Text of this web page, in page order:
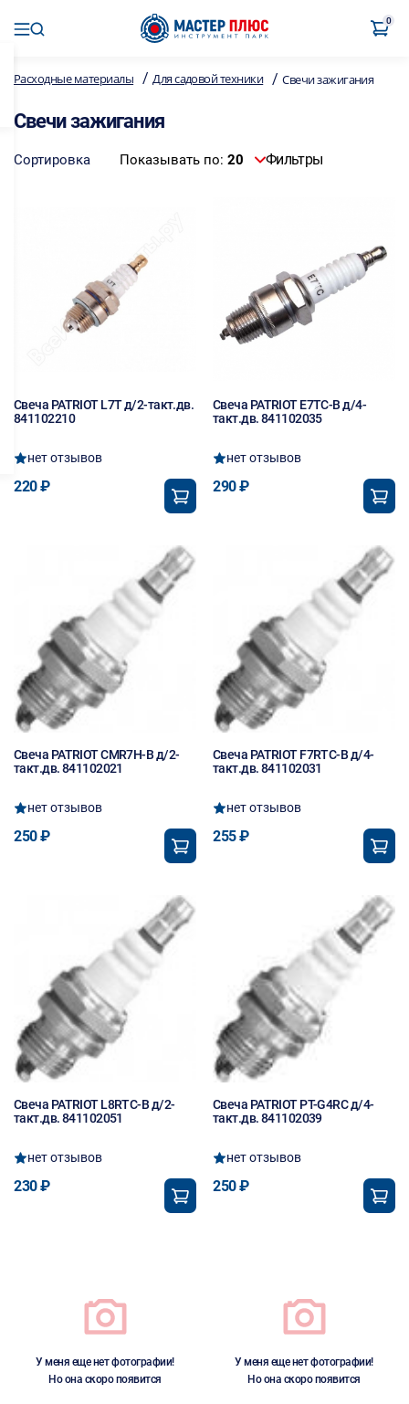
0
Расходные материалы /Для садовой техники /Свечи зажигания
Свечи зажигания
Сортировка Показывать по: 20 Фильтры
Свеча PATRIOT L7T д/2-такт.дв.
841102210
нет отзывов
220 ₽
Свеча PATRIOT E7TC-B д/4-
такт.дв. 841102035
нет отзывов
290 ₽
Свеча PATRIOT CMR7H-B д/2-
такт.дв. 841102021
нет отзывов
250 ₽
Свеча PATRIOT F7RTC-B д/4-
такт.дв. 841102031
нет отзывов
255 ₽
Свеча PATRIOT L8RTC-B д/2-
такт.дв. 841102051
нет отзывов
230 ₽
Свеча PATRIOT PT-G4RC д/4-
такт.дв. 841102039
нет отзывов
250 ₽
У меня еще нет фотографии!
Но она скоро появится
У меня еще нет фотографии!
Но она скоро появится